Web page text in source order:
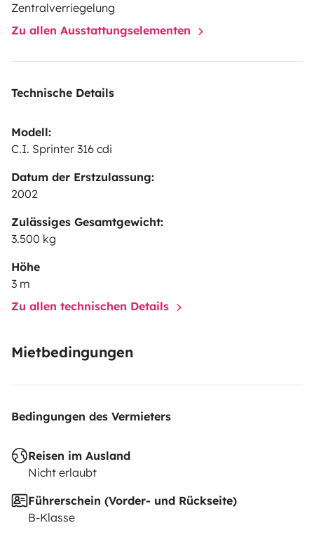
Zentralverriegelung
Zu allen Ausstattungselementen
Technische Details
Modell:
C.I. Sprinter 316 cdi
Datum der Erstzulassung:
2002
Zulässiges Gesamtgewicht:
3.500 kg
Höhe
3 m
Zu allen technischen Details
Mietbedingungen
Bedingungen des Vermieters
Reisen im Ausland
Nicht erlaubt
Führerschein (Vorder- und Rückseite)
B-Klasse